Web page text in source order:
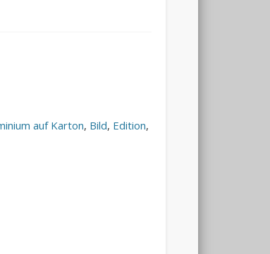
auf Karton, Bild, Edition,